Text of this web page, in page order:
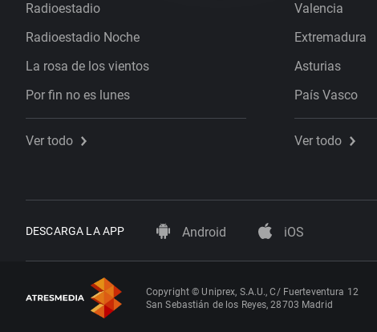
Radioestadio
Radioestadio Noche
La rosa de los vientos
Por fin no es lunes
Ver todo
Valencia
Extremadura
Asturias
País Vasco
Ver todo
DESCARGA LA APP Android iOS
Copyright © Uniprex, S.A.U., C/ Fuerteventura 12
San Sebastián de los Reyes, 28703 Madrid